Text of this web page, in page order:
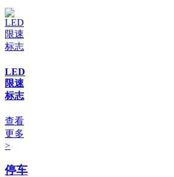
LED
限速
标志
查看
更多
>
停车